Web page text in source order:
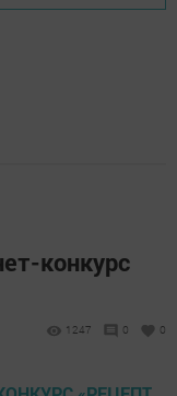
конкурс
1247 0 0